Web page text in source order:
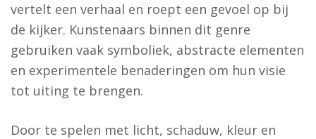
vertelt een verhaal en roept een gevoel op bij
de kijker. Kunstenaars binnen dit genre
gebruiken vaak symboliek, abstracte elementen
en experimentele benaderingen om hun visie
tot uiting te brengen.
Door te spelen met licht, schaduw, kleur en